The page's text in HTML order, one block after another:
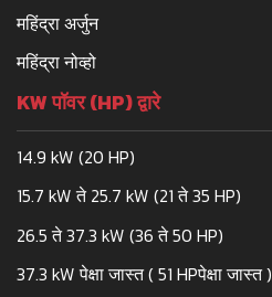
महिंद्रा अर्जुन
महिंद्रा नोव्हो
KW पॉवर (HP) द्वारे
14.9 kW (20 HP)
15.7 kW ते 25.7 kW (21 ते 35 HP)
26.5 ते 37.3 kW (36 ते 50 HP)
37.3 kW पेक्षा जास्त ( 51 HPपेक्षा जास्त )